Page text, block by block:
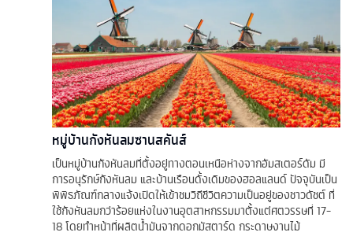
หมู่บ้านกังหันลมซานสคันส์
เป็นหมู่บ้านกังหันลมที่ตั้งอยู่ทางตอนเหนือห่างจากอัมสเตอร์ดัม มี
การอนุรักษ์กังหันลม และบ้านเรือนดั้งเดิมของฮอลแลนด์ ปัจจุบันเป็น
พิพิธภัณฑ์กลางแจ้งเปิดให้เข้าชมวิถีชีวิตความเป็นอยู่ของชาวดัชต์ ที่
ใช้กังหันลมกว่าร้อยแห่งในงานอุตสาหกรรมมาตั้งแต่ศตวรรษที่ 17-
18 โดยทำหน้าที่ผลิตน้ำมันจากดอกมัสตาร์ด กระดาษงานไม้